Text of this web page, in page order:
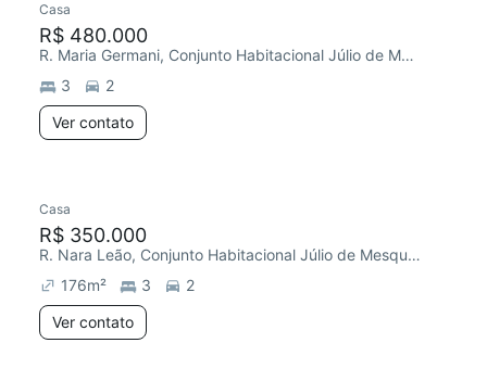
Casa
R$ 480.000
R. Maria Germani, Conjunto Habitacional Júlio de Mesquita Filho
3
2
Ver contato
Casa
R$ 350.000
R. Nara Leão, Conjunto Habitacional Júlio de Mesquita Filho
176m² 3
2
Ver contato